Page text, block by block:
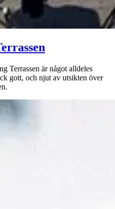
Terrassen är något alldeles
gott, och njut av utsikten över